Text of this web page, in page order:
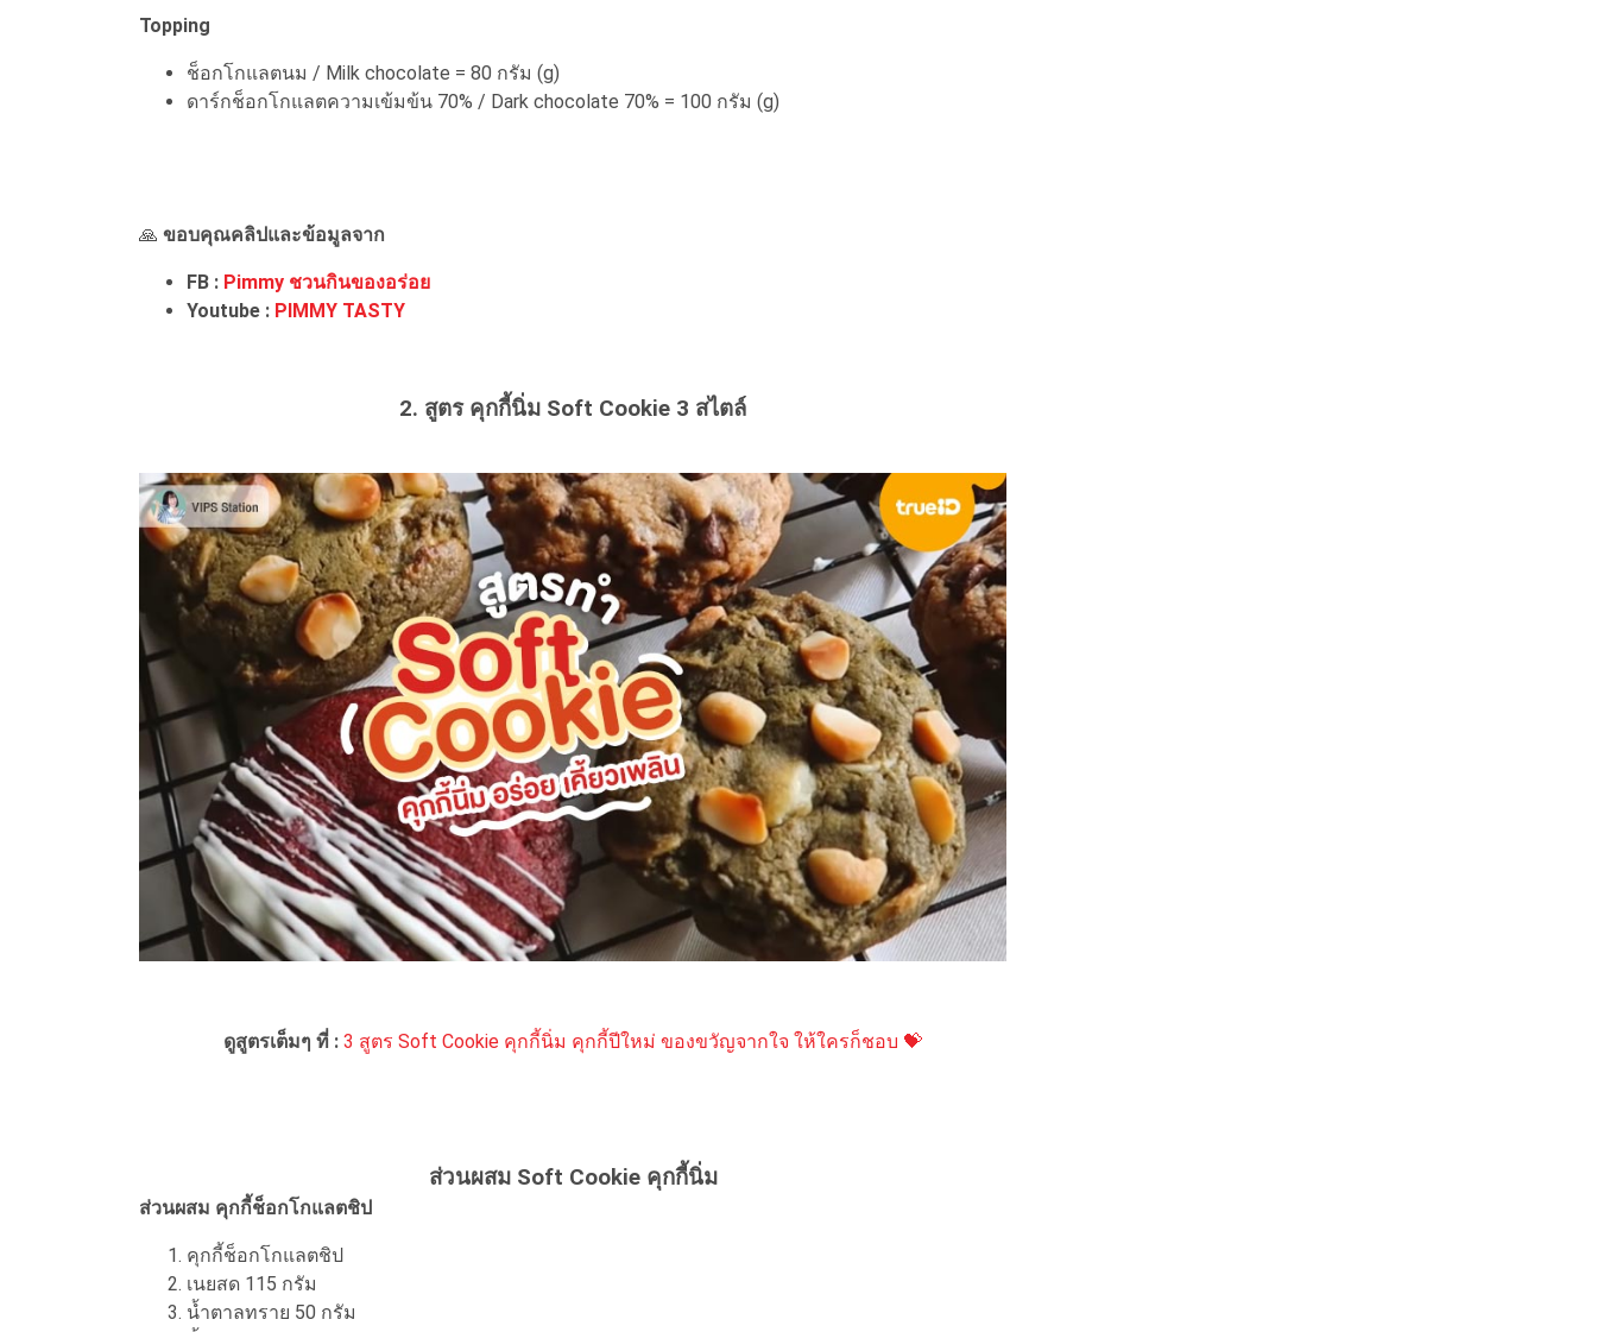
Topping
ช็อกโกแลตนม / Milk chocolate = 80 กรัม (g)
ดาร์กช็อกโกแลตความเข้มข้น 70% / Dark chocolate 70% = 100 กรัม (g)
🙏 ขอบคุณคลิปและข้อมูลจาก
FB : Pimmy ชวนกินของอร่อย
Youtube : PIMMY TASTY
2. สูตร คุกกี้นิ่ม Soft Cookie 3 สไตล์
ดูสูตรเต็มๆ ที่ : 3 สูตร Soft Cookie คุกกี้นิ่ม คุกกี้ปีใหม่ ของขวัญจากใจ ให้ใครก็ชอบ 💝
ส่วนผสม Soft Cookie คุกกี้นิ่ม
ส่วนผสม คุกกี้ช็อกโกแลตชิป
คุกกี้ช็อกโกแลตชิป
เนยสด 115 กรัม
น้ำตาลทราย 50 กรัม